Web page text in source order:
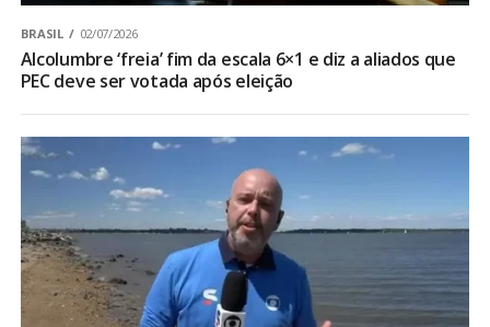
BRASIL 02/07/2026
Alcolumbre ‘freia’ fim da escala 6×1 e diz a aliados que
PEC deve ser votada após eleição